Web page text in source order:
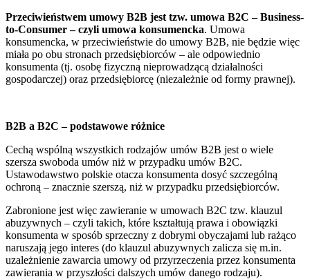
Przeciwieństwem umowy B2B jest tzw. umowa B2C – Business-
to-Consumer – czyli umowa konsumencka. Umowa
konsumencka, w przeciwieństwie do umowy B2B, nie będzie więc
miała po obu stronach przedsiębiorców – ale odpowiednio
konsumenta (tj. osobę fizyczną nieprowadzącą działalności
gospodarczej) oraz przedsiębiorcę (niezależnie od formy prawnej).
B2B a B2C – podstawowe różnice
Cechą wspólną wszystkich rodzajów umów B2B jest o wiele
szersza swoboda umów niż w przypadku umów B2C.
Ustawodawstwo polskie otacza konsumenta dosyć szczególną
ochroną – znacznie szerszą, niż w przypadku przedsiębiorców.
Zabronione jest więc zawieranie w umowach B2C tzw. klauzul
abuzywnych – czyli takich, które kształtują prawa i obowiązki
konsumenta w sposób sprzeczny z dobrymi obyczajami lub rażąco
naruszają jego interes (do klauzul abuzywnych zalicza się m.in.
uzależnienie zawarcia umowy od przyrzeczenia przez konsumenta
zawierania w przyszłości dalszych umów danego rodzaju).